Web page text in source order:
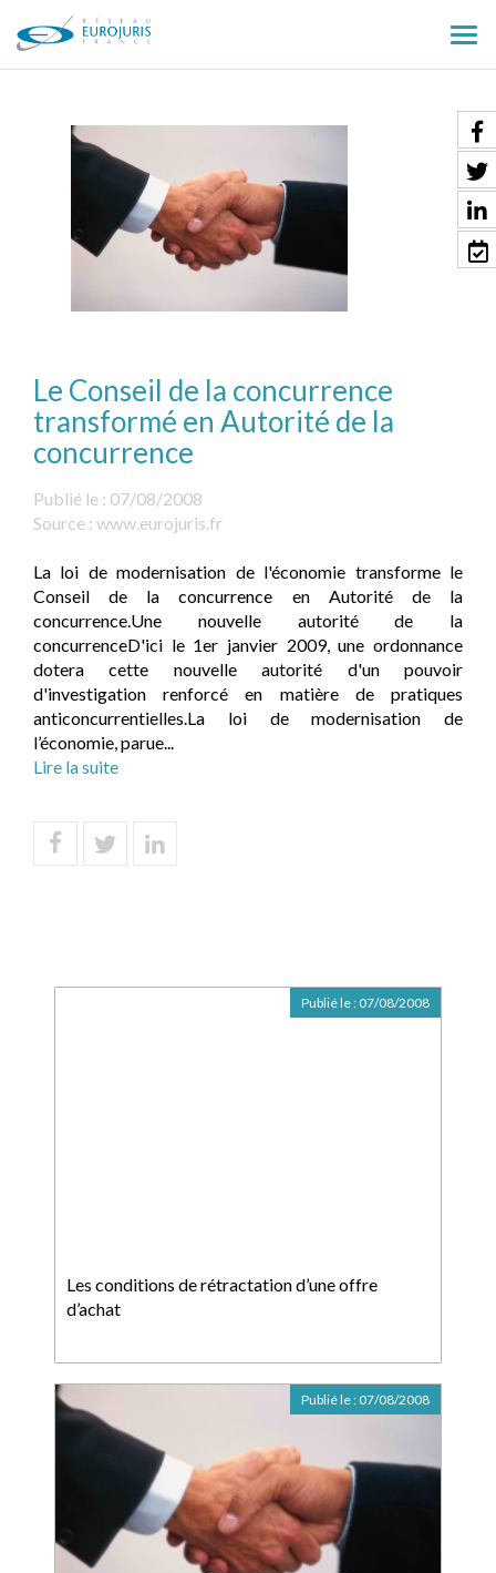
le
Le Conseil de la concurrence
transformé en Autorité de la
concurrence
Publié le : 07/08/2008
Source : www.eurojuris.fr
La loi de modernisation de l'économie transforme le
Conseil de la concurrence en Autorité de la
concurrence.Une nouvelle autorité de la
concurrenceD'ici le 1er janvier 2009, une ordonnance
dotera cette nouvelle autorité d'un pouvoir
d'investigation renforcé en matière de pratiques
anticoncurrentielles.La loi de modernisation de
l’économie, parue...
Lire la suite
Les conditions de rétractation d’une offre
d’achat
Publié le : 07/08/2008
Publié le : 07/08/2008